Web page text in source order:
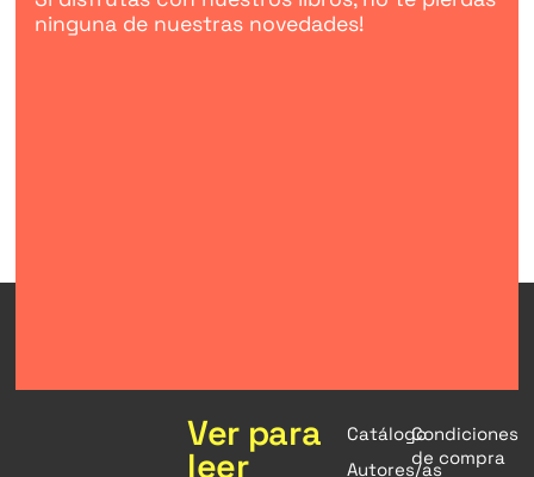
ninguna de nuestras novedades!
Ver para
leer
Catálogo
Autores/as
Condiciones
de compra